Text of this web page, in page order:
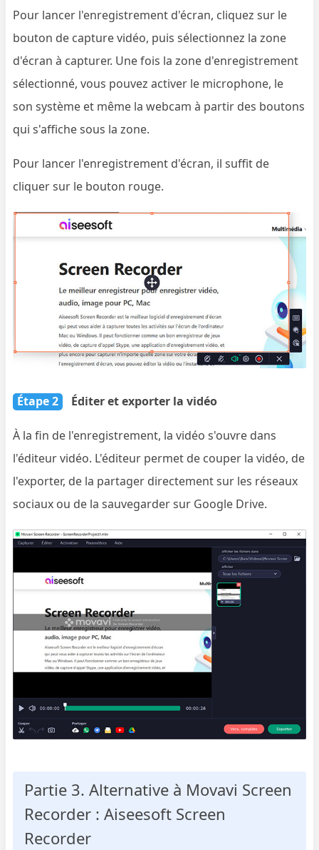
Pour lancer l'enregistrement d'écran, cliquez sur le
bouton de capture vidéo, puis sélectionnez la zone
d'écran à capturer. Une fois la zone d'enregistrement
sélectionné, vous pouvez activer le microphone, le
son système et même la webcam à partir des boutons
qui s'affiche sous la zone.
Pour lancer l'enregistrement d'écran, il suffit de
cliquer sur le bouton rouge.
Étape 2 Éditer et exporter la vidéo
À la fin de l'enregistrement, la vidéo s'ouvre dans
l'éditeur vidéo. L'éditeur permet de couper la vidéo, de
l'exporter, de la partager directement sur les réseaux
sociaux ou de la sauvegarder sur Google Drive.
Partie 3. Alternative à Movavi Screen
Recorder : Aiseesoft Screen
Recorder